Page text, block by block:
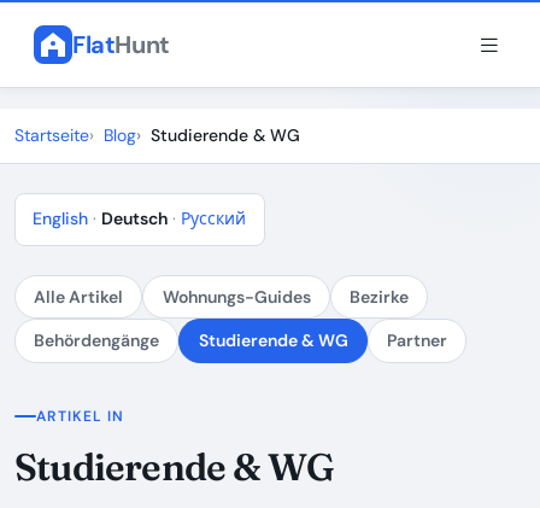
FlatHunt
Startseite Blog Studierende & WG
English · Deutsch · Русский
Alle Artikel Wohnungs-Guides Bezirke
Behördengänge Studierende & WG Partner
ARTIKEL IN
Studierende & WG